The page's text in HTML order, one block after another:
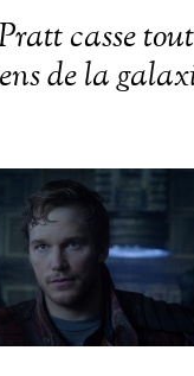
casse
de la